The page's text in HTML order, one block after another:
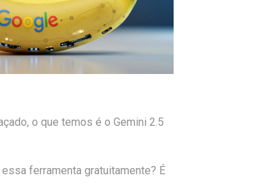
o que temos é o Gemini 2.5
ferramenta gratuitamente? É